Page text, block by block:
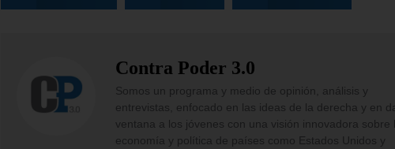
Contra Poder 3.0
Somos un programa y medio de opinión, análisis y
entrevistas, enfocado en las ideas de la derecha y en
ventana a los jóvenes con una visión innovadora sobre
economía y política de países como Estados Unidos y